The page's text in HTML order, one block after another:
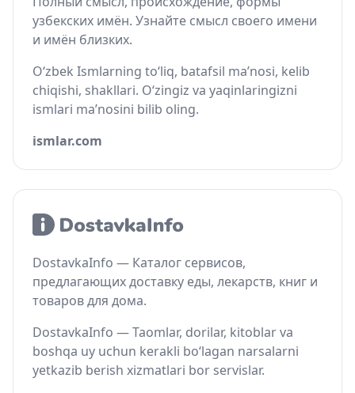
узбекских имён. Узнайте смысл своего имени
и имён близких.
O‘zbek Ismlarning to‘liq, batafsil ma’nosi, kelib
chiqishi, shakllari. O‘zingiz va yaqinlaringizni
ismlari ma’nosini bilib oling.
ismlar.com
DostavkaInfo — Каталог сервисов,
предлагающих доставку еды, лекарств, книг и
товаров для дома.
DostavkaInfo — Taomlar, dorilar, kitoblar va
boshqa uy uchun kerakli bo‘lagan narsalarni
yetkazib berish xizmatlari bor servislar.